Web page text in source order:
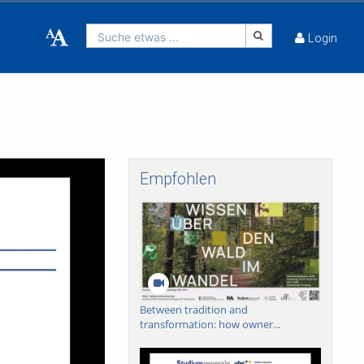
Suche etwas ... Login
Empfohlen
Between tradition and
transformation: how owner...